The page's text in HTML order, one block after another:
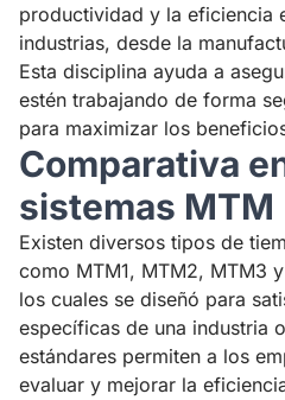
productividad y la eficiencia
industrias, desde la
Esta disciplina ayuda a
estén trabajando de forma
para maximizar los
Comparativa
sistemas MTM
Existen diversos tipos de
como MTM1, MTM2, MTM3
los cuales se diseñó para
específicas de una industria
estándares permiten a los
evaluar y mejorar la